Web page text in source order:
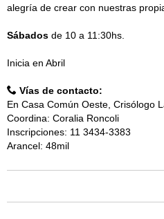
alegría de crear con nuestras
Sábados de 10 a 11:30hs.
Inicia en Abril
Vías de contacto:
En Casa Común Oeste, Crisólogo
Coordina: Coralia Roncoli
Inscripciones: 11 3434-3383
Arancel: 48mil